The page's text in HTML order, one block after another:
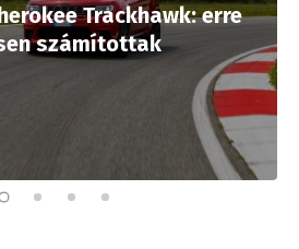
Trackhawk: erre
számítottak